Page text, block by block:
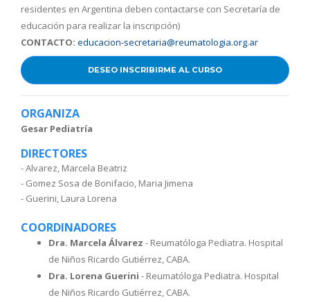
residentes en Argentina deben contactarse con Secretaría de
educación para realizar la inscripción)
CONTACTO: educacion-secretaria@reumatologia.org.ar
DESEO INSCRIBIRME AL CURSO
ORGANIZA
Gesar Pediatría
DIRECTORES
- Alvarez, Marcela Beatriz
- Gomez Sosa de Bonifacio, Maria Jimena
- Guerini, Laura Lorena
COORDINADORES
Dra. Marcela Álvarez - Reumatóloga Pediatra. Hospital
de Niños Ricardo Gutiérrez, CABA.
Dra. Lorena Guerini - Reumatóloga Pediatra. Hospital
de Niños Ricardo Gutiérrez, CABA.